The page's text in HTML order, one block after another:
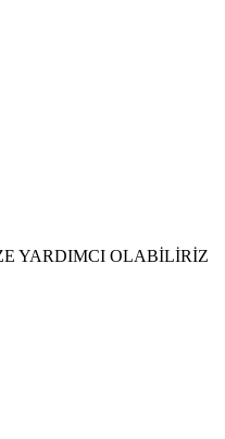
YARDIMCI OLABİLİRİZ